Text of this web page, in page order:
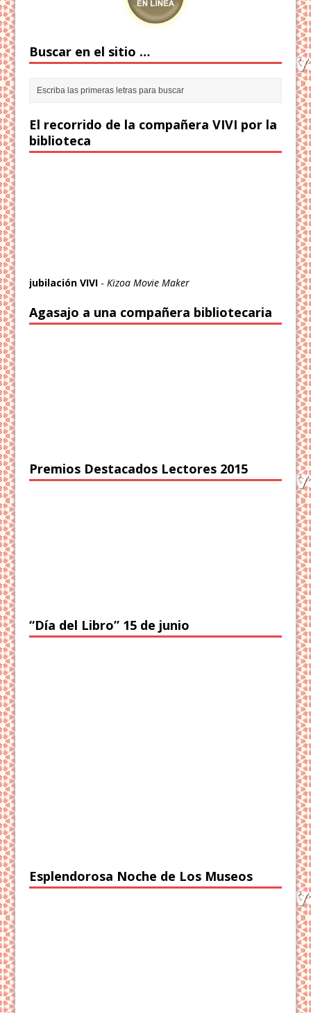
Buscar en el sitio …
El recorrido de la compañera VIVI por la
biblioteca
jubilación VIVI - Kizoa Movie Maker
Agasajo a una compañera bibliotecaria
Premios Destacados Lectores 2015
“Día del Libro” 15 de junio
Esplendorosa Noche de Los Museos